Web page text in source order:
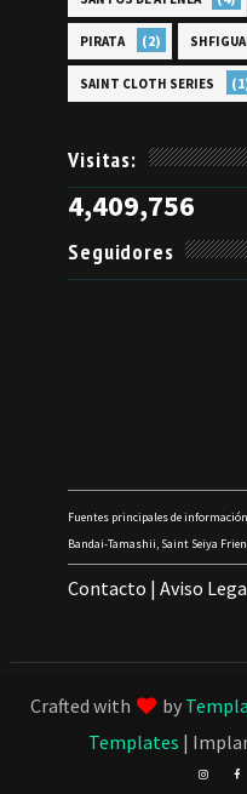
PIRATA (2)
SAINT CLOTH SERIES
Visitas:
4,409,756
Seguidores
Fuentes principales de
Bandai-Tamashii, Saint Seiya
Contacto |Aviso
Crafted with by
Templates |